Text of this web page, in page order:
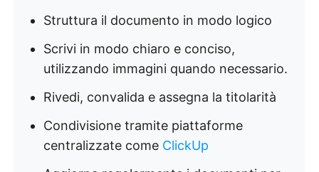
Struttura il documento in modo logico
Scrivi in modo chiaro e conciso,
utilizzando immagini quando necessario.
Rivedi, convalida e assegna la titolarità
Condivisione tramite piattaforme
centralizzate come ClickUp